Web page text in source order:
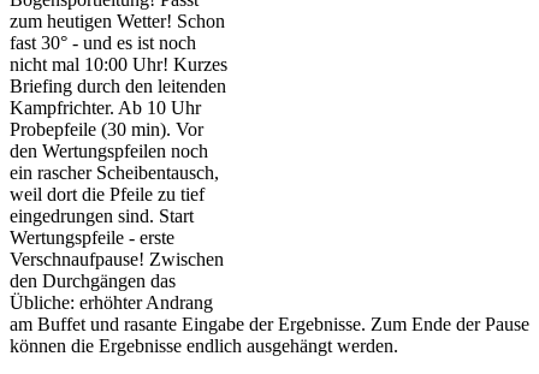
zum heutigen Wetter! Schon
fast 30° - und es ist noch
nicht mal 10:00 Uhr! Kurzes
Briefing durch den leitenden
Kampfrichter. Ab 10 Uhr
Probepfeile (30 min). Vor
den Wertungspfeilen noch
ein rascher Scheibentausch,
weil dort die Pfeile zu tief
eingedrungen sind. Start
Wertungspfeile - erste
Verschnaufpause! Zwischen
den Durchgängen das
Übliche: erhöhter Andrang
am Buffet und rasante Eingabe der Ergebnisse. Zum Ende der Pause
können die Ergebnisse endlich ausgehängt werden.